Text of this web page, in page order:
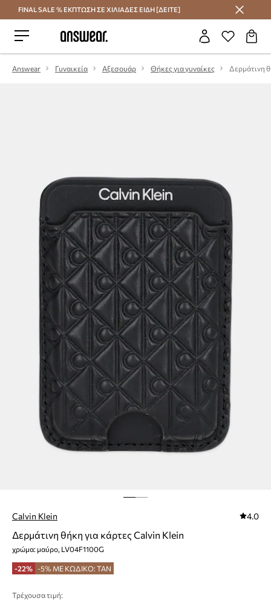
Εξοικονομήστε με το Answear Club
FINAL SALE % ΕΚΠΤΩΣΗ ΣΕ ΧΙΛΙΑΔΕΣ ΕΙΔΗ [ΔΕΙΤΕ]
Answear Γυναικεία Αξεσουάρ Θήκες για γυναίκες
Calvin Klein 4.0
Δερμάτινη θήκη για κάρτες Calvin Klein
χρώμα: μαύρο, LV04F1100G
-22% -5% ΜΕ ΚΩΔΙΚΟ: TAN
Τρέχουσα τιμή: